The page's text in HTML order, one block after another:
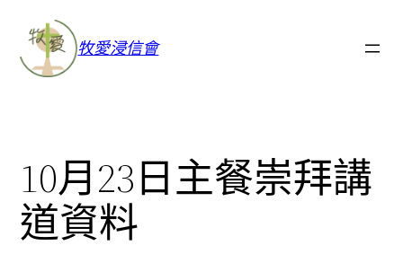
牧愛浸信會
10月23日主餐崇拜講
道資料